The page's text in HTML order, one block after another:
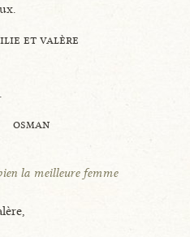
et valère
osman
la meilleure femme